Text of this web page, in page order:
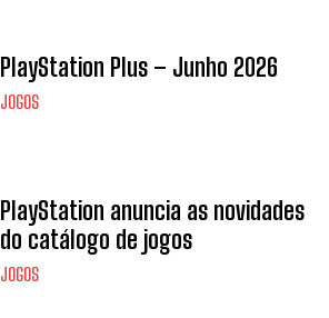
PlayStation Plus – Junho 2026
JOGOS
PlayStation anuncia as novidades
do catálogo de jogos
JOGOS